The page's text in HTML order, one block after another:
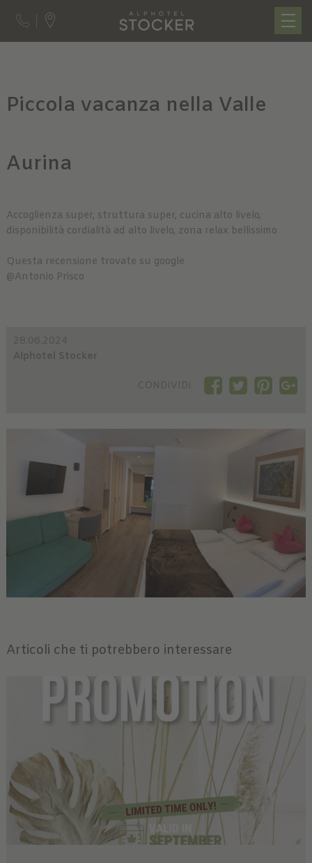
Piccola vacanza nella Valle
Aurina
Accoglienza super, struttura super, cucina alto livelo,
disponibilità cordialità ad alto livelo, zona relax bellissimo
Questa recensione trovate su google
@Antonio Prisco
Articoli che ti potrebbero interessare